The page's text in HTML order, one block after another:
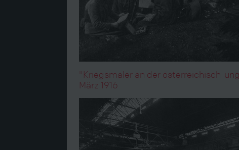
"Kriegsmaler an der österreichisch-
März 1916